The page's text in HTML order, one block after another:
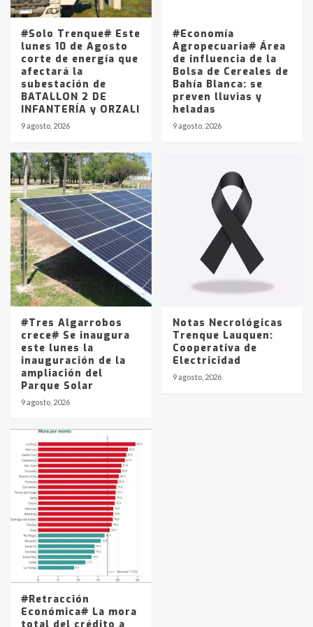
5
entre 857 a 1338 pesos
#Solo Trenque# Este
lunes 10 de Agosto
corte de energía que
afectará la
subestación de
BATALLON 2 DE
INFANTERÍA y ORZALI
9 agosto, 2026
#Economía
Agropecuaria# Área
de influencia de la
Bolsa de Cereales de
Bahía Blanca: se
preven lluvias y
heladas
9 agosto, 2026
#Tres Algarrobos
crece# Se inaugura
este lunes la
inauguración de la
ampliación del
Parque Solar
9 agosto, 2026
Notas Necrológicas
Trenque Lauquen:
Cooperativa de
Electricidad
9 agosto, 2026
#Retracción
Económica# La mora